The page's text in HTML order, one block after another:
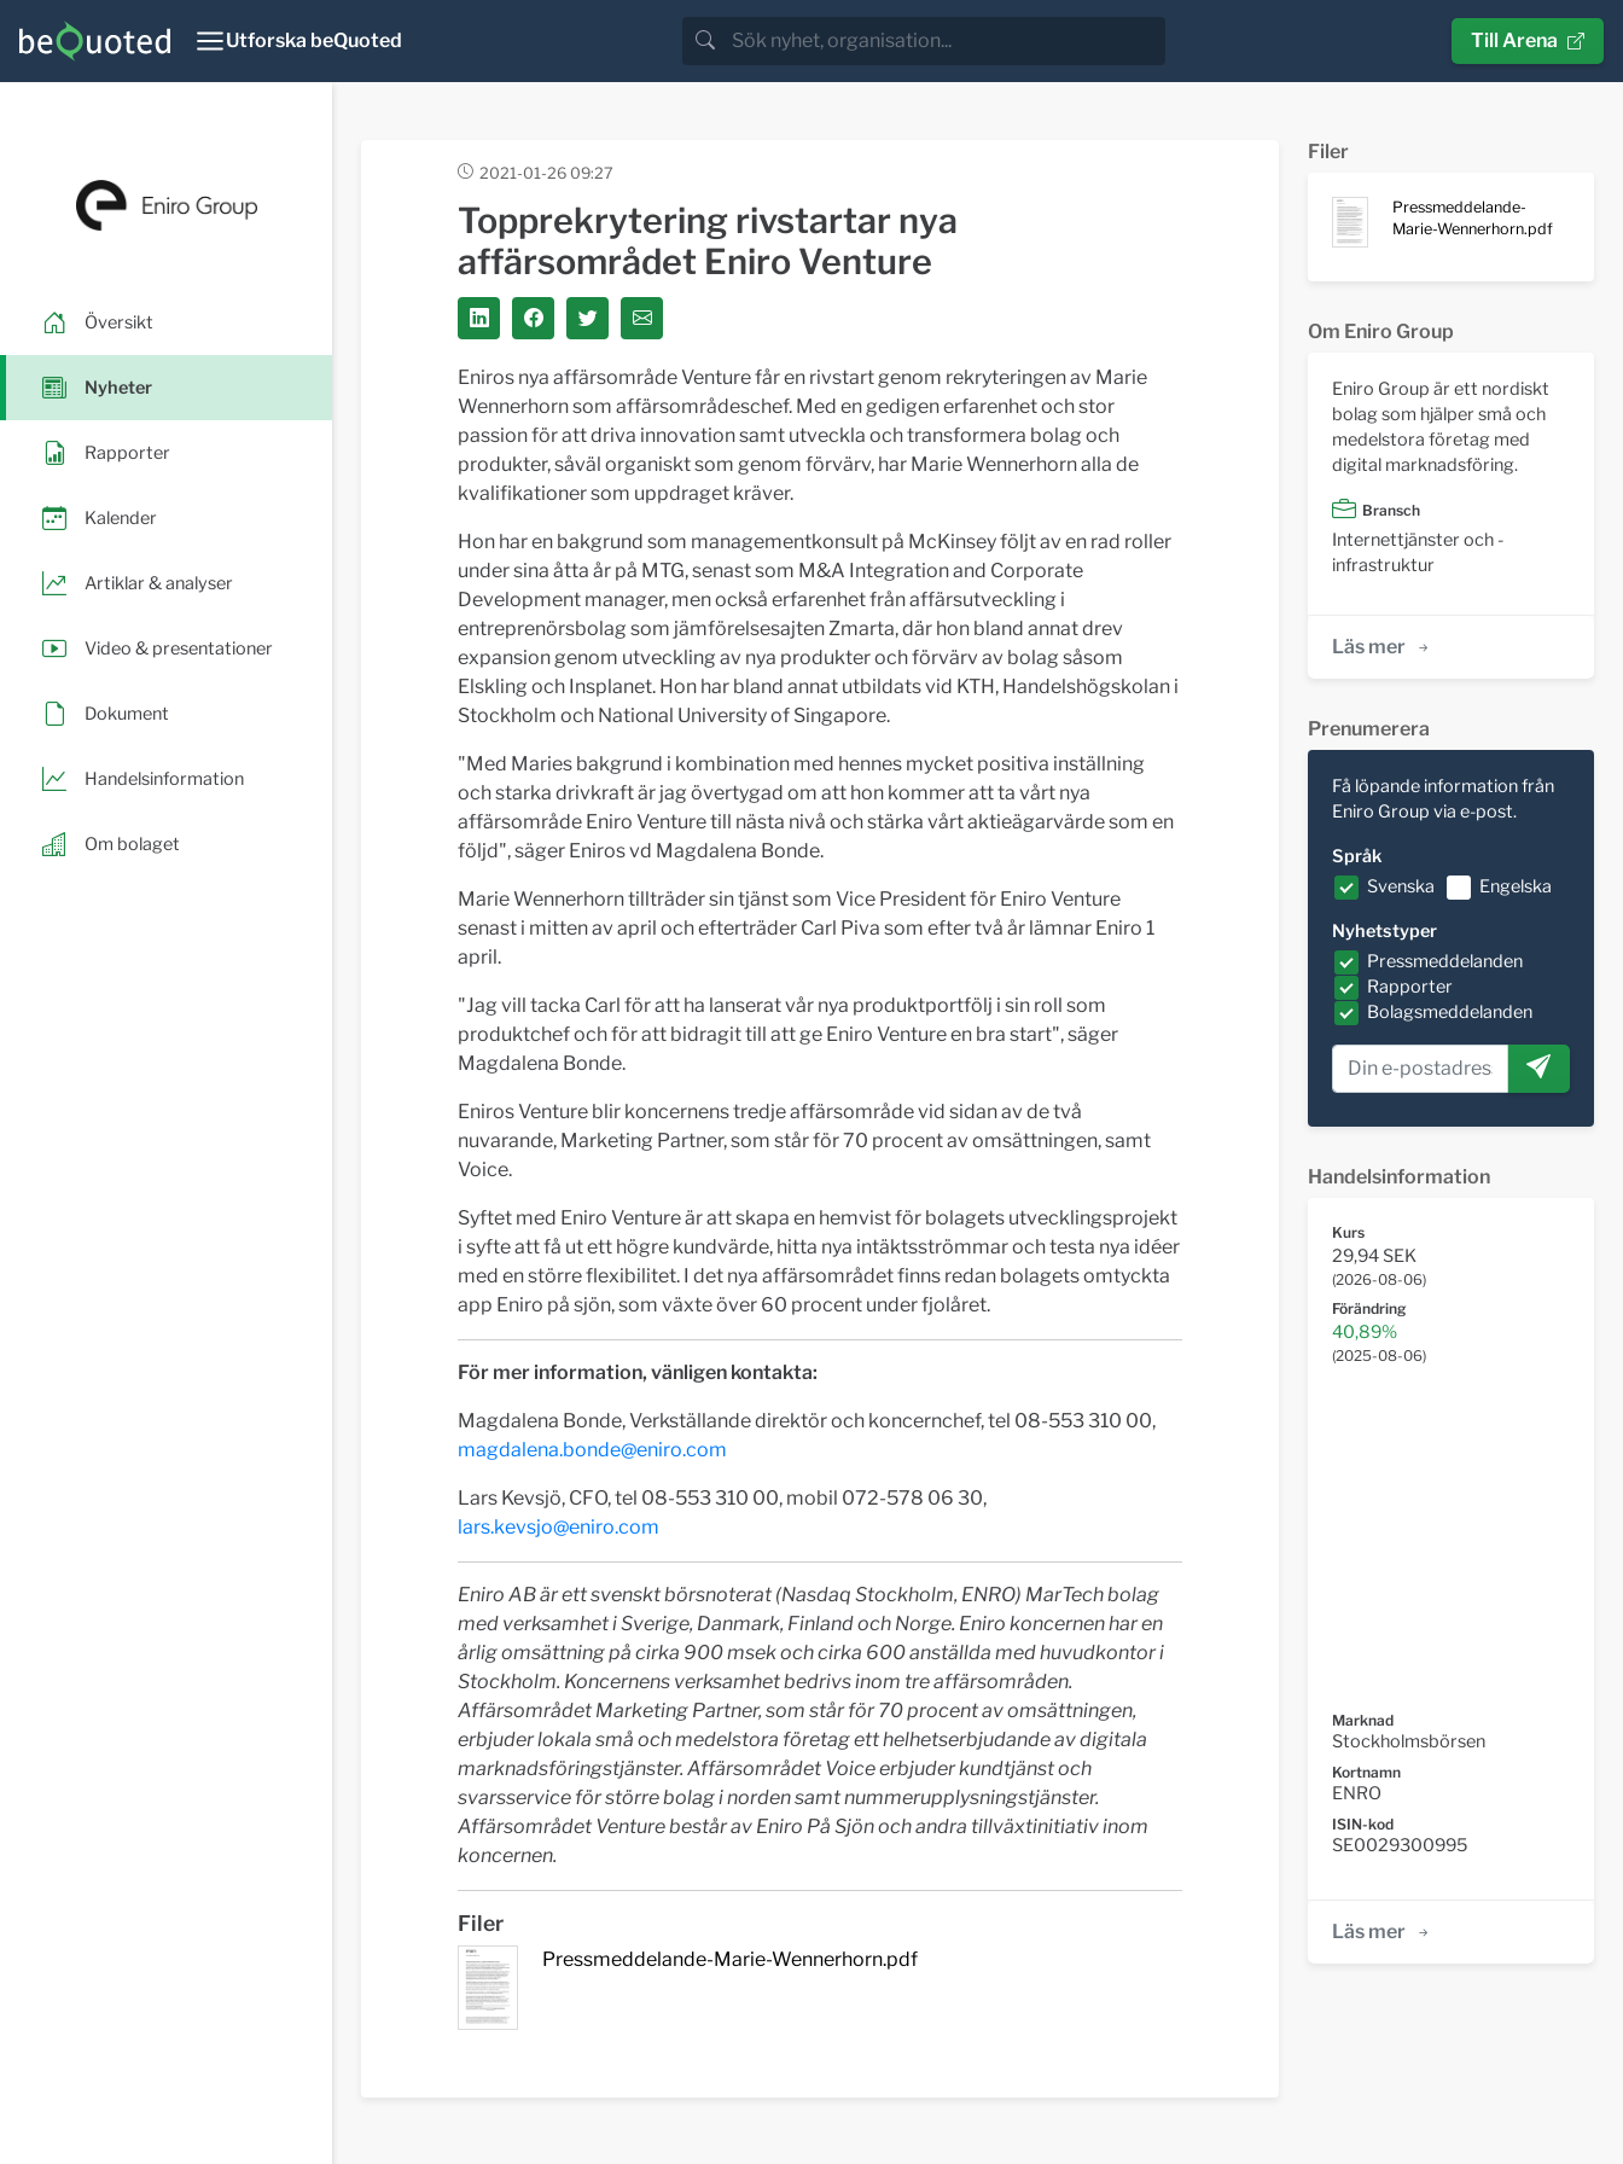
Utforska beQuoted Till Arena
Översikt
Nyheter
Rapporter
Kalender
Artiklar & analyser
Video & presentationer
Dokument
Handelsinformation
Om bolaget
2021-01-26 09:27
Topprekrytering rivstartar nya
affärsområdet Eniro Venture
Eniros nya affärsområde Venture får en rivstart genom rekryteringen av Marie
Wennerhorn som affärsområdeschef. Med en gedigen erfarenhet och stor
passion för att driva innovation samt utveckla och transformera bolag och
produkter, såväl organiskt som genom förvärv, har Marie Wennerhorn alla de
kvalifikationer som uppdraget kräver.
Hon har en bakgrund som managementkonsult på McKinsey följt av en rad roller
under sina åtta år på MTG, senast som M&A Integration and Corporate
Development manager, men också erfarenhet från affärsutveckling i
entreprenörsbolag som jämförelsesajten Zmarta, där hon bland annat drev
expansion genom utveckling av nya produkter och förvärv av bolag såsom
Elskling och Insplanet. Hon har bland annat utbildats vid KTH, Handelshögskolan i
Stockholm och National University of Singapore.
"Med Maries bakgrund i kombination med hennes mycket positiva inställning
och starka drivkraft är jag övertygad om att hon kommer att ta vårt nya
affärsområde Eniro Venture till nästa nivå och stärka vårt aktieägarvärde som en
följd", säger Eniros vd Magdalena Bonde.
Marie Wennerhorn tillträder sin tjänst som Vice President för Eniro Venture
senast i mitten av april och efterträder Carl Piva som efter två år lämnar Eniro 1
april.
"Jag vill tacka Carl för att ha lanserat vår nya produktportfölj i sin roll som
produktchef och för att bidragit till att ge Eniro Venture en bra start", säger
Magdalena Bonde.
Eniros Venture blir koncernens tredje affärsområde vid sidan av de två
nuvarande, Marketing Partner, som står för 70 procent av omsättningen, samt
Voice.
Syftet med Eniro Venture är att skapa en hemvist för bolagets utvecklingsprojekt
i syfte att få ut ett högre kundvärde, hitta nya intäktsströmmar och testa nya idéer
med en större flexibilitet. I det nya affärsområdet finns redan bolagets omtyckta
app Eniro på sjön, som växte över 60 procent under fjolåret.
För mer information, vänligen kontakta:
Magdalena Bonde, Verkställande direktör och koncernchef, tel 08-553 310 00,
magdalena.bonde@eniro.com
Lars Kevsjö, CFO, tel 08-553 310 00, mobil 072-578 06 30,
lars.kevsjo@eniro.com
Eniro AB är ett svenskt börsnoterat (Nasdaq Stockholm, ENRO) MarTech bolag
med verksamhet i Sverige, Danmark, Finland och Norge. Eniro koncernen har en
årlig omsättning på cirka 900 msek och cirka 600 anställda med huvudkontor i
Stockholm. Koncernens verksamhet bedrivs inom tre affärsområden.
Affärsområdet Marketing Partner, som står för 70 procent av omsättningen,
erbjuder lokala små och medelstora företag ett helhetserbjudande av digitala
marknadsföringstjänster. Affärsområdet Voice erbjuder kundtjänst och
svarsservice för större bolag i norden samt nummerupplysningstjänster.
Affärsområdet Venture består av Eniro På Sjön och andra tillväxtinitiativ inom
koncernen.
Filer
Pressmeddelande-Marie-Wennerhorn.pdf
Filer
Pressmeddelande-
Marie-Wennerhorn.pdf
Om Eniro Group
Eniro Group är ett nordiskt
bolag som hjälper små och
medelstora företag med
digital marknadsföring.
Bransch
Internettjänster och -
infrastruktur
Läs mer
Prenumerera
Få löpande information från
Eniro Group via e-post.
Språk
Svenska
Engelska
Nyhetstyper
Pressmeddelanden
Rapporter
Bolagsmeddelanden
Handelsinformation
Kurs
29,94 SEK
(2026-08-06)
Förändring
40,89%
(2025-08-06)
Marknad
Stockholmsbörsen
Kortnamn
ENRO
ISIN-kod
SE0029300995
Läs mer